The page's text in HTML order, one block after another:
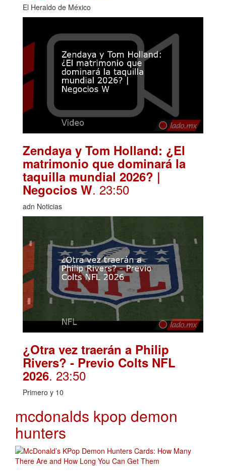
El Heraldo de México
Zendaya y Tom Holland: ¿El
matrimonio que dominará la
taquilla mundial 2026? |
Negocios W. 23:50
adn Noticias
¿Otra vez traerán a Philip
Rivers? - Previo Colts NFL
2026. 23:50
Primero y 10
mcdonalds kpop demon
hunters